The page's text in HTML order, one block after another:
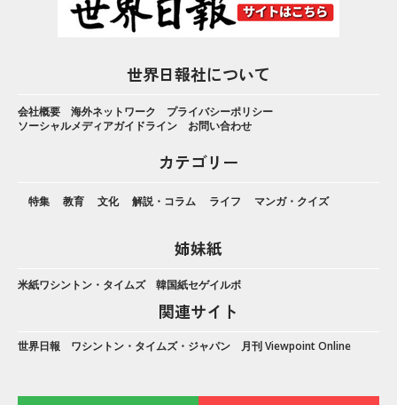
世界日報社について
会社概要 海外ネットワーク
プライバシーポリシー
ソーシャルメディアガイドライン
お問い合わせ
カテゴリー
特集 教育 文化 解説・コラム ライフ マンガ・クイズ
姉妹紙
米紙ワシントン・タイムズ 韓国紙セゲイルボ
関連サイト
世界日報 ワシントン・タイムズ・ジャパン 月刊 Viewpoint Online